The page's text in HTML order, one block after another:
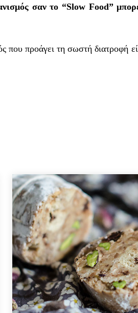
σαν το “Slow Food”
προάγει τη σωστή διατροφή